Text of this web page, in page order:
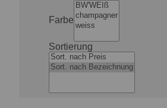
Farbe
Sortierung